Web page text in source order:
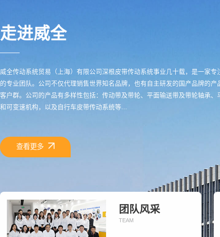
走进威全
威全传动系统贸易（上海）有限公司深根皮带传动系统事业几十载，是一家专
的专业团队。公司不仅代理销售世界知名品牌，也有自主研发的国产品牌的产
客户群。公司的产品有多样性包括：传动带及带轮、平面输送带及带轮轴承、
和可变速机构，以及自行车皮带传动系统等...
查看更多
团队风采
TEAM